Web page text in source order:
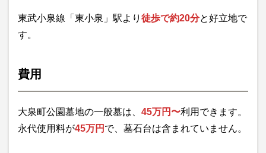
東武小泉線「東小泉」駅より 徒歩で約20分と好立地で
す。
費用
大泉町公園墓地の一般墓は、 45万円〜利用できます。
永代使用料が45万円 で、墓石台は含まれていません。